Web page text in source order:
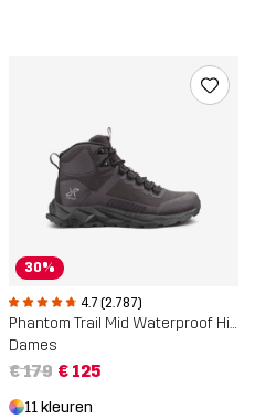
30%
4.7 (2.787)
Phantom Trail Mid Waterproof Hiking Boots
Dames
€ 179 € 125
11 kleuren